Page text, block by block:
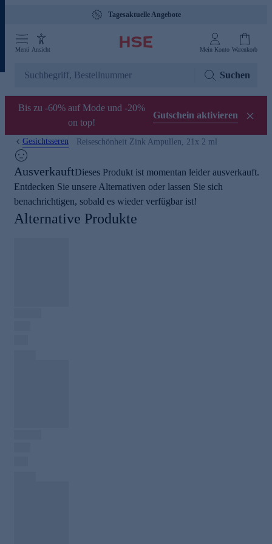
Tagesaktuelle Angebote
Menü Ansicht Mein Konto Warenkorb
Suchen
Bis zu -60% auf Mode und -20%
on top!
Gutschein aktivieren
Gesichtsseren Reiseschönheit Zink Ampullen, 21x 2 ml
AusverkauftDieses Produkt ist momentan leider ausverkauft.
Entdecken Sie unsere Alternativen oder lassen Sie sich
benachrichtigen, sobald es wieder verfügbar ist!
Alternative Produkte